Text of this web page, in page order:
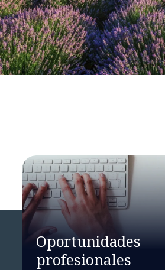
TRANSFORMACIÓN DIGITAL
Libro México
Exponencial
Oportunidades
profesionales